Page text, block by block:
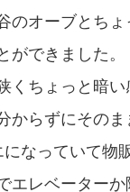
のオーブとち
ができました。
くちょっと暗
からずにその
なっていて物
エレベーター